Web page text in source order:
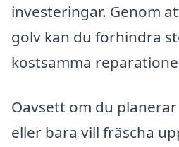
investeringar. Genom
golv kan du förhindra
kostsamma
Oavsett om du
eller bara vill fräscha